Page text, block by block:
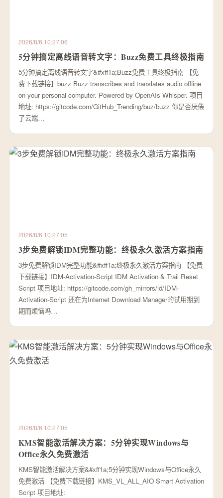
2026/8/6 10:27:06
5分钟搞定离线语音转文字：Buzz免费工具终极指南
5分钟搞定离线语音转文字&#xff1a;Buzz免费工具终极指南 【免
费下载链接】buzz Buzz transcribes and translates audio offline
on your personal computer. Powered by OpenAIs Whisper. 项目
地址: https://gitcode.com/GitHub_Trending/buz/buzz 你是否厌倦
了云端…
2026/8/6 10:27:05
3步免费解锁IDM完整功能：终极永久激活方案指南
3步免费解锁IDM完整功能&#xff1a;终极永久激活方案指南 【免费
下载链接】IDM-Activation-Script IDM Activation & Trail Reset
Script 项目地址: https://gitcode.com/gh_mirrors/id/IDM-
Activation-Script 还在为Internet Download Manager的试用期到
期而烦恼吗…
2026/8/6 10:27:05
KMS智能激活解决方案：5分钟实现Windows与
Office永久免费激活
KMS智能激活解决方案&#xff1a;5分钟实现Windows与Office永久
免费激活 【免费下载链接】KMS_VL_ALL_AIO Smart Activation
Script 项目地址: